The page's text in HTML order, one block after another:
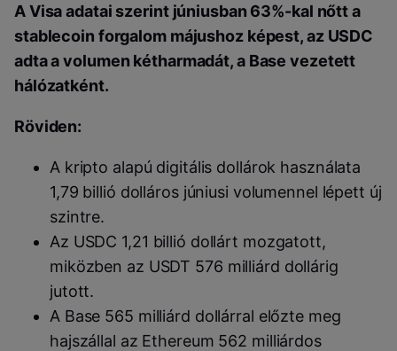
A Visa adatai szerint júniusban 63%-kal nőtt a
stablecoin forgalom májushoz képest, az USDC
adta a volumen kétharmadát, a Base vezetett
hálózatként.
Röviden:
A kripto alapú digitális dollárok használata
1,79 billió dolláros júniusi volumennel lépett új
szintre.
Az USDC 1,21 billió dollárt mozgatott,
miközben az USDT 576 milliárd dollárig
jutott.
A Base 565 milliárd dollárral előzte meg
hajszállal az Ethereum 562 milliárdos